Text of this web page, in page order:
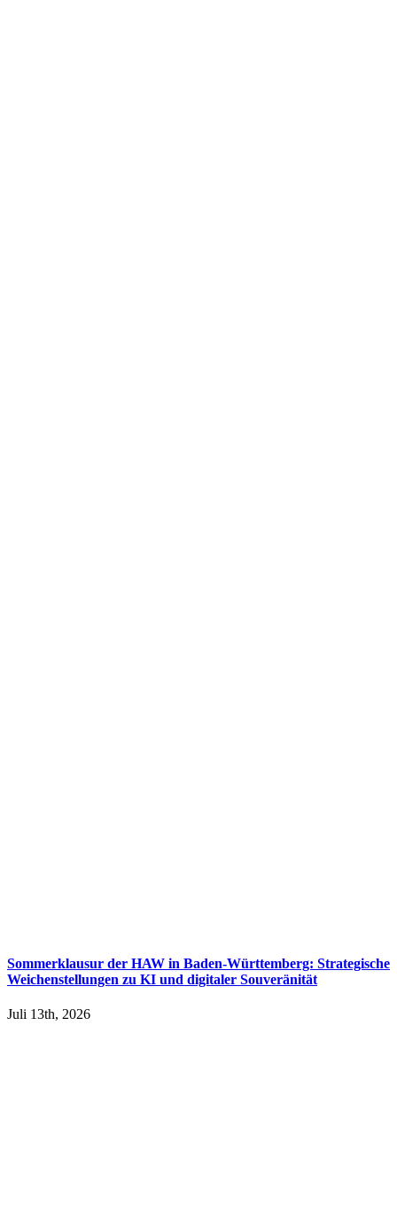
Sommerklausur der HAW in Baden-Württemberg: Strategische
Weichenstellungen zu KI und digitaler Souveränität
Juli 13th, 2026